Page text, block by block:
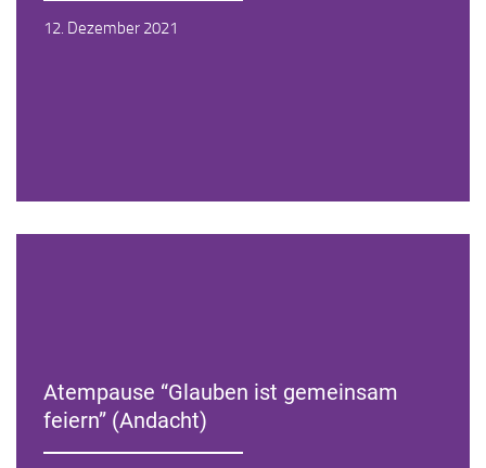
12. Dezember 2021
Atempause “Glauben ist gemeinsam
feiern” (Andacht)
Zur Andacht